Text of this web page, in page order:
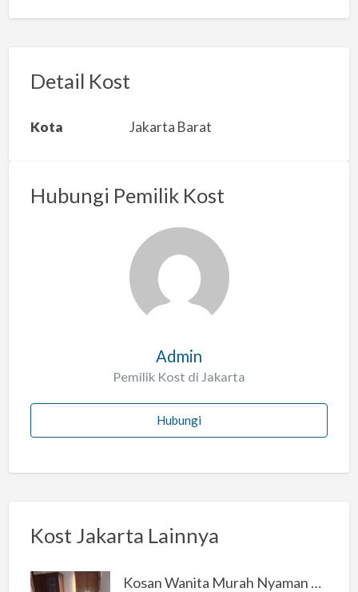
r
a
s
Detail Kost
Kota Jakarta Barat
Hubungi Pemilik Kost
Admin
Pemilik Kost di Jakarta
Hubungi
Kost Jakarta Lainnya
Kosan Wanita Murah Nyaman di Jakarta Selatan